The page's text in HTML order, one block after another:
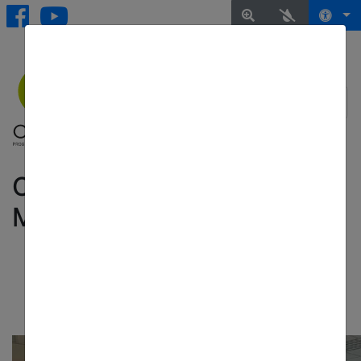
CORSO RETE CAAD - 1
MODULO - 23 Aprile